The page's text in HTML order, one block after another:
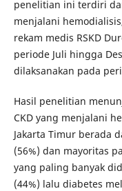
penelitian ini terdiri
menjalani
rekam medis RSKD
periode Juli hingga
dilaksanakan pada
Hasil penelitian
CKD yang menjalani
Jakarta Timur berada
(56%) dan mayoritas
yang paling banyak
(44%) lalu diabetes